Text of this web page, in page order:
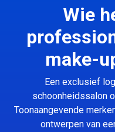
Wie
make-
Een exclusief
schoonheidssalon
Toonaangevende
ontwerpen van